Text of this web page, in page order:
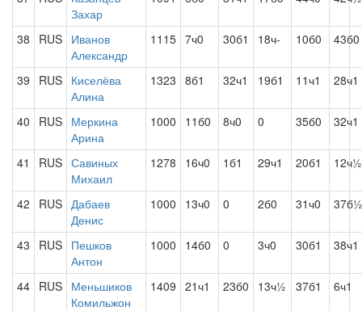
Захар
38 RUS Иванов
Александр
1115 7ч0 30б1 18ч- 10б0 43б0
39 RUS Киселёва
Алина
1323 8б1 32ч1 19б1 11ч1 28ч1
40 RUS Меркина
Арина
1000 11б0 8ч0 0 35б0 32ч1
41 RUS Савиных
Михаил
1278 16ч0 1б1 29ч1 20б1 12ч½
42 RUS Дабаев
Денис
1000 13ч0 0 2б0 31ч0 37б½
43 RUS Пешков
Антон
1000 14б0 0 3ч0 30б1 38ч1
44 RUS Меньшиков
Комильжон
1409 21ч1 23б0 13ч½ 37б1 6ч1